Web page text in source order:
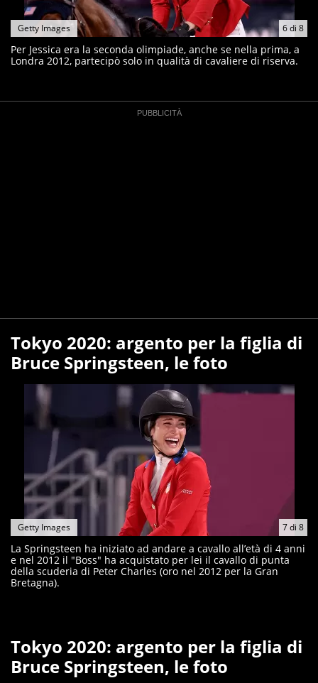
6di 8
Getty Images
Per Jessica era la seconda olimpiade, anche se nella prima, a
Londra 2012, partecipò solo in qualità di cavaliere di riserva.
Tokyo 2020: argento per la figlia di
Bruce Springsteen, le foto
7di 8
Getty Images
La Springsteen ha iniziato ad andare a cavallo all’età di 4 anni
e nel 2012 il "Boss" ha acquistato per lei il cavallo di punta
della scuderia di Peter Charles (oro nel 2012 per la Gran
Bretagna).
Tokyo 2020: argento per la figlia di
Bruce Springsteen, le foto